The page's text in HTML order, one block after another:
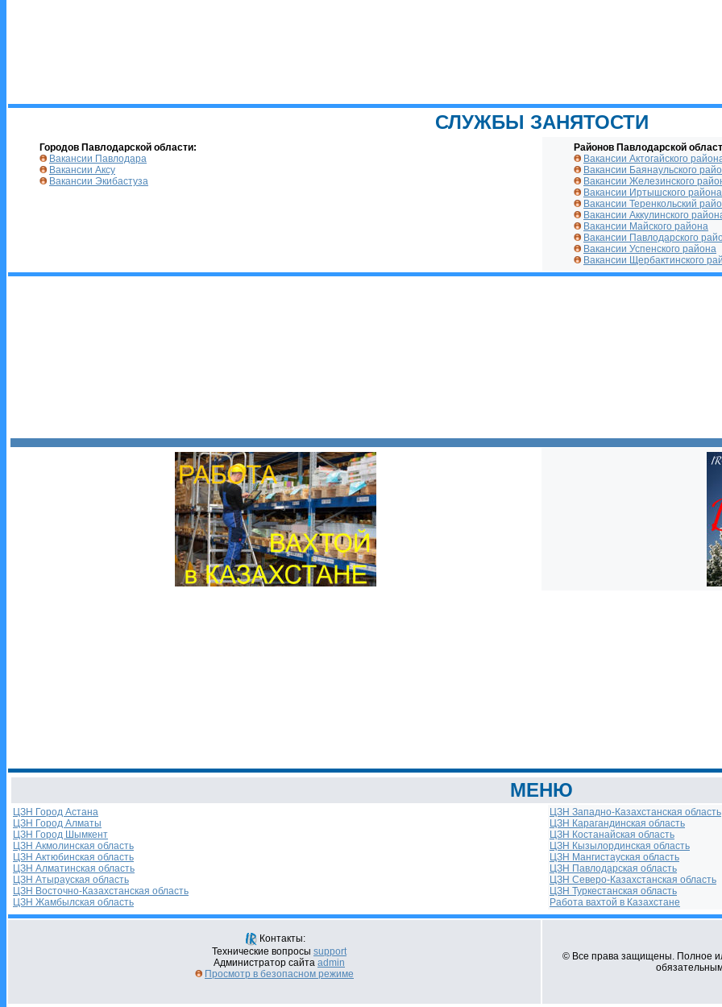
СЛУЖБЫ ЗАНЯТОСТИ
Городов Павлодарской области:
Вакансии Павлодара
Вакансии Аксу
Вакансии Экибастуза
Районов Павлодарской
Вакансии Актогайского
Вакансии Баянаульского
Вакансии Железинского
Вакансии Иртышского района
Вакансии Теренкольский
Вакансии Аккулинского
Вакансии Майского района
Вакансии Павлодарского
Вакансии Успенского района
Вакансии Щербактинского
МЕНЮ
ЦЗН Город Астана
ЦЗН Город Алматы
ЦЗН Город Шымкент
ЦЗН Акмолинская область
ЦЗН Актюбинская область
ЦЗН Алматинская область
ЦЗН Атырауская область
ЦЗН Восточно-Казахстанская область
ЦЗН Жамбылская область
ЦЗН Западно-Казахстанская область
ЦЗН Карагандинская область
ЦЗН Костанайская область
ЦЗН Кызылординская область
ЦЗН Мангистауская область
ЦЗН Павлодарская область
ЦЗН Северо-Казахстанская область
ЦЗН Туркестанская область
Работа вахтой в Казахстане
Контакты:
Технические вопросы support
Администратор сайта admin
Просмотр в безопасном режиме
© Все права защищены. Полное